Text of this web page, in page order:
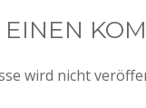
EINEN
wird nicht